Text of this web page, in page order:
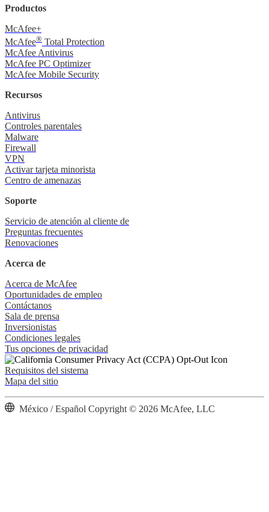
Productos
McAfee+
McAfee® Total Protection
McAfee Antivirus
McAfee PC Optimizer
McAfee Mobile Security
Recursos
Antivirus
Controles parentales
Malware
Firewall
VPN
Activar tarjeta minorista
Centro de amenazas
Soporte
Servicio de atención al cliente de
Preguntas frecuentes
Renovaciones
Acerca de
Acerca de McAfee
Oportunidades de empleo
Contáctanos
Sala de prensa
Inversionistas
Condiciones legales
Tus opciones de privacidad
Requisitos del sistema
Mapa del sitio
México / Español Copyright © 2026 McAfee, LLC